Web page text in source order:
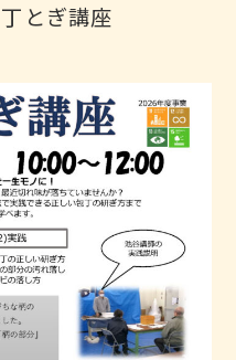
丁とぎ講座